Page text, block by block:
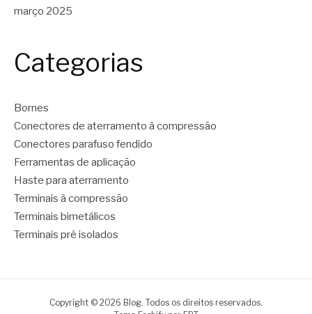
março 2025
Categorias
Bornes
Conectores de aterramento à compressão
Conectores parafuso fendido
Ferramentas de aplicação
Haste para aterramento
Terminais à compressão
Terminais bimetálicos
Terminais pré isolados
Copyright © 2026 Blog. Todos os direitos reservados.